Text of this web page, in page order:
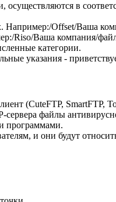
осуществляются в
Например:/Offset/Ваша
Riso/Ваша компания/
категории.
указания -
(CuteFTP, SmartFTP,
сервера файлы
программами.
и они будут